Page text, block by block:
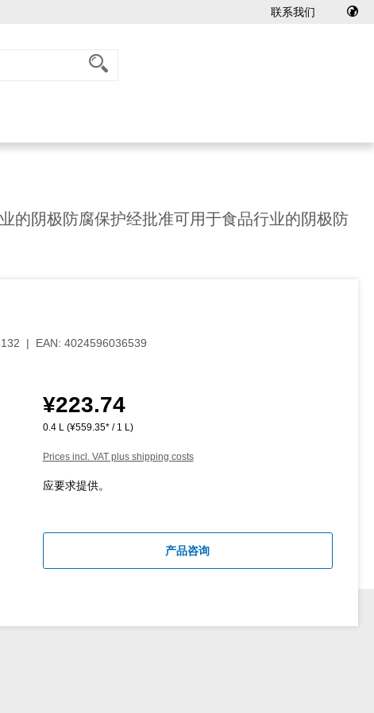
联系我们
的阴极防腐保护经批准可用于食品行业的阴极防
| EAN: 4024596036539
Regular price:
¥223.74
0.4 L (¥559.35* / 1 L)
Prices incl. VAT plus shipping costs
应要求提供。
产品咨询